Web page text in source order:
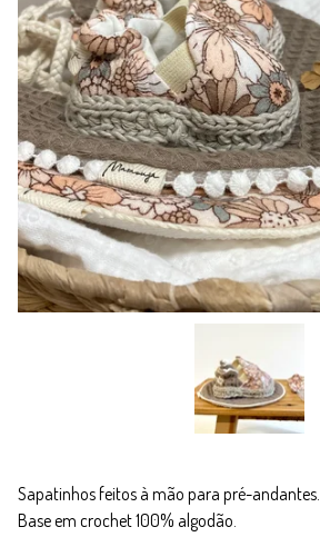
Sapatinhos feitos à mão para pré-andantes.
Base em crochet 100% algodão.